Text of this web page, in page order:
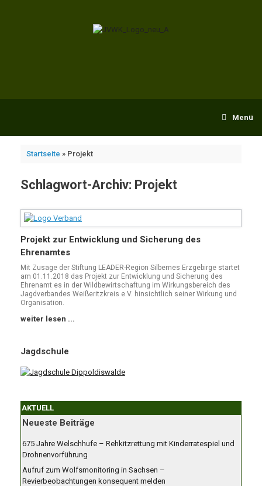
Menü
Startseite » Projekt
Schlagwort-Archiv: Projekt
Projekt zur Entwicklung und Sicherung des
Ehrenamtes
Mit Zusage der Stiftung LEADER-Region Silbernes Erzgebirge startet
am 01.11.2018 das Projekt zur Entwicklung und Sicherung des
Ehrenamt es in der Wildbewirtschaftung im Wirkungsbereich des
Jagdverbandes Weißeritzkreis e.V. hinsichtlich seiner Wirkung und
Organisation.
weiter lesen ...
Jagdschule
AKTUELL
Neueste Beiträge
675 Jahre Welschhufe – Rehkitzrettung mit Kinderratespiel und
Drohnenvorführung
Aufruf zum Wolfsmonitoring in Sachsen –
Revierbeobachtungen konsequent melden